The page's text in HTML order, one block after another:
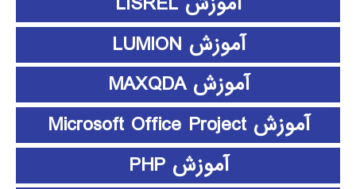
آموزش LUMION
آموزش MAXQDA
آموزش Microsoft Office Project
آموزش PHP